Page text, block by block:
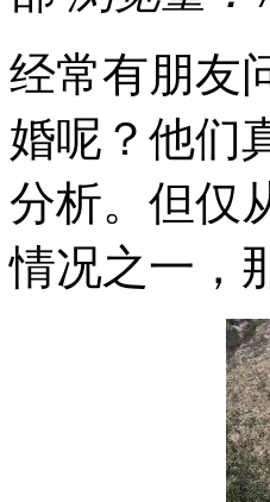
经常有朋友
婚呢？他们
分析。但仅
情况之一，